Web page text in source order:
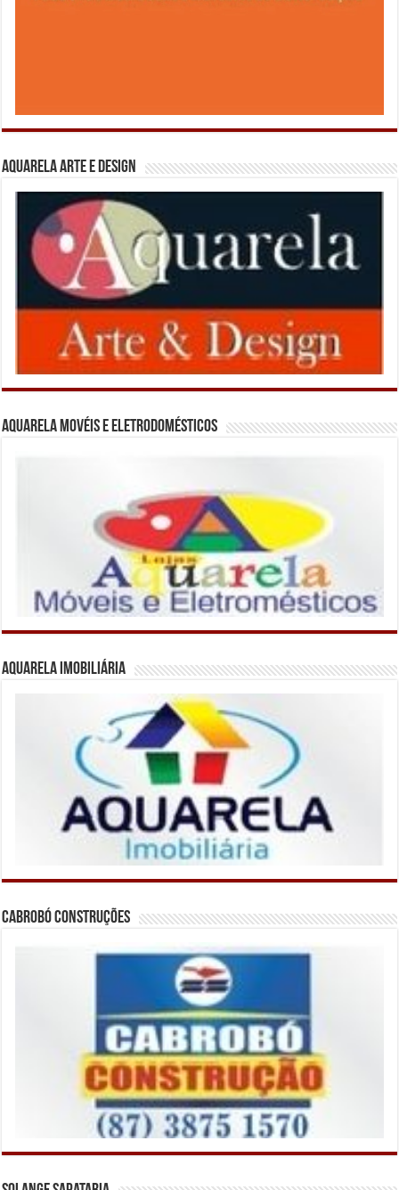
Aquarela Arte e Design
Aquarela Movéis e Eletrodomésticos
Aquarela Imobiliária
Cabrobó Construções